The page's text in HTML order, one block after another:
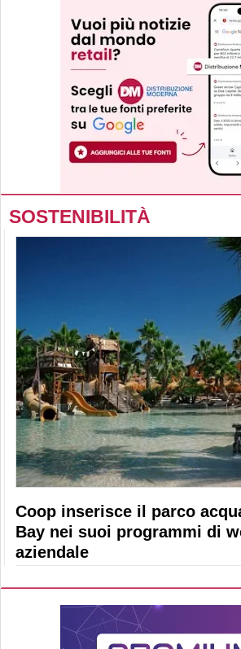
SOSTENIBILITÀ
Coop inserisce il parco
Bay nei suoi programmi di
aziendale